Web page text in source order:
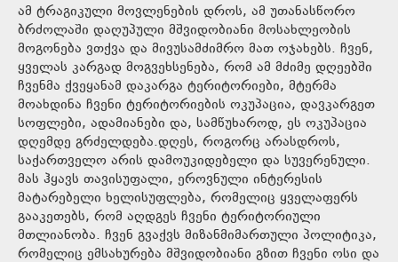
ამ ტრაგიკული მოვლენების დროს, ამ უთანასწორო
ბრძოლაში დაღუპული მშვიდობიანი მოსახლეობის
მოგონება ვთქვა და მივუსამძიმრო მათ ოჯახებს. ჩვენ,
ყველას კარგად მოგვეხსენება, რომ ამ მძიმე დღეებში
ჩვენმა ქვეყანამ დაკარგა ტერიტორიები, მტერმა
მოახდინა ჩვენი ტერიტორიების ოკუპაცია, დავკარგეთ
სოფლები, ადამიანები და, სამწუხაროდ, ეს ოკუპაცია
დღემდე გრძელდება.დღეს, როგორც არასდროს,
საქართველო არის დამოუკიდებელი და სუვერენული.
მას ჰყავს თავისუფალი, ეროვნული ინტერესის
მატარებელი ხელისუფლება, რომელიც ყველაფერს
გააკეთებს, რომ აღდგეს ჩვენი ტერიტორიული
მთლიანობა. ჩვენ გვაქვს მიზანმიმართული პოლიტიკა,
რომელიც ემსახურება მშვიდობიანი გზით ჩვენი ოსი და